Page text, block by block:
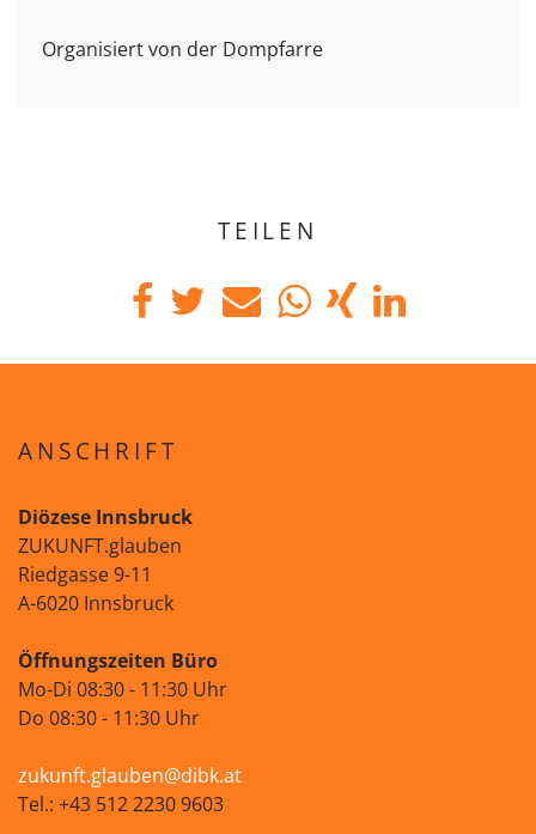
Organisiert von der Dompfarre
TEILEN
ANSCHRIFT
Diözese Innsbruck
ZUKUNFT.glauben
Riedgasse 9-11
A-6020 Innsbruck
Öffnungszeiten Büro
Mo-Di 08:30 - 11:30 Uhr
Do 08:30 - 11:30 Uhr
zukunft.glauben@dibk.at
Tel.: +43 512 2230 9603